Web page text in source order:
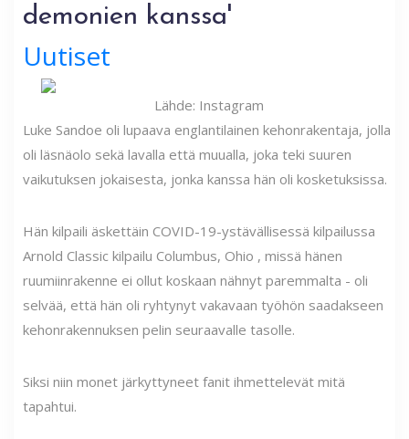
demonien kanssa'
Uutiset
Lähde: Instagram
Luke Sandoe oli lupaava englantilainen kehonrakentaja, jolla
oli läsnäolo sekä lavalla että muualla, joka teki suuren
vaikutuksen jokaisesta, jonka kanssa hän oli kosketuksissa.
Hän kilpaili äskettäin COVID-19-ystävällisessä kilpailussa
Arnold Classic kilpailu Columbus, Ohio , missä hänen
ruumiinrakenne ei ollut koskaan nähnyt paremmalta - oli
selvää, että hän oli ryhtynyt vakavaan työhön saadakseen
kehonrakennuksen pelin seuraavalle tasolle.
Siksi niin monet järkyttyneet fanit ihmettelevät mitä
tapahtui.